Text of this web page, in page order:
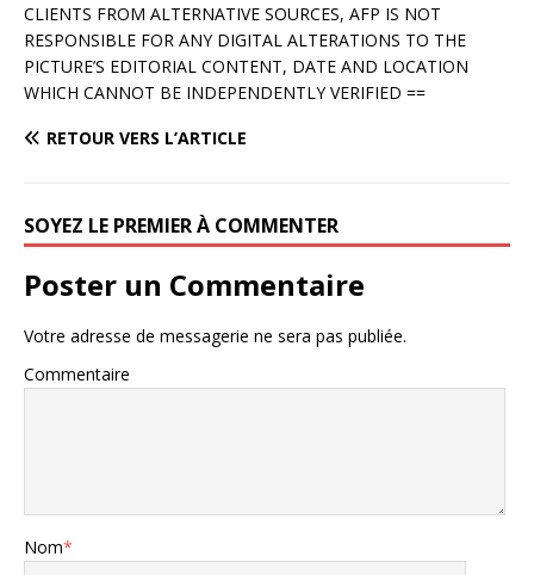
CLIENTS FROM ALTERNATIVE SOURCES, AFP IS NOT
RESPONSIBLE FOR ANY DIGITAL ALTERATIONS TO THE
PICTURE’S EDITORIAL CONTENT, DATE AND LOCATION
WHICH CANNOT BE INDEPENDENTLY VERIFIED ==
RETOUR VERS L’ARTICLE
SOYEZ LE PREMIER À COMMENTER
Poster un Commentaire
Votre adresse de messagerie ne sera pas publiée.
Commentaire
Nom*